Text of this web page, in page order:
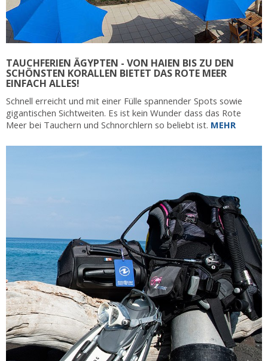
TAUCHFERIEN ÄGYPTEN - VON HAIEN BIS ZU DEN
SCHÖNSTEN KORALLEN BIETET DAS ROTE MEER
EINFACH ALLES!
Schnell erreicht und mit einer Fülle spannender Spots sowie
gigantischen Sichtweiten. Es ist kein Wunder dass das Rote
Meer bei Tauchern und Schnorchlern so beliebt ist. MEHR